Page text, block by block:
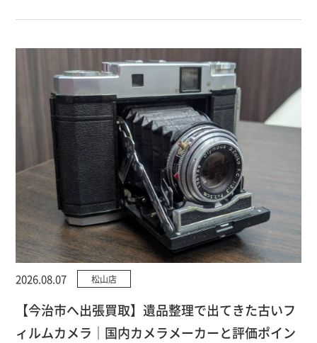
2026.08.07 松山店
【今治市へ出張買取】遺品整理で出てきた古いフ
ィルムカメラ｜国内カメラメーカーと評価ポイン